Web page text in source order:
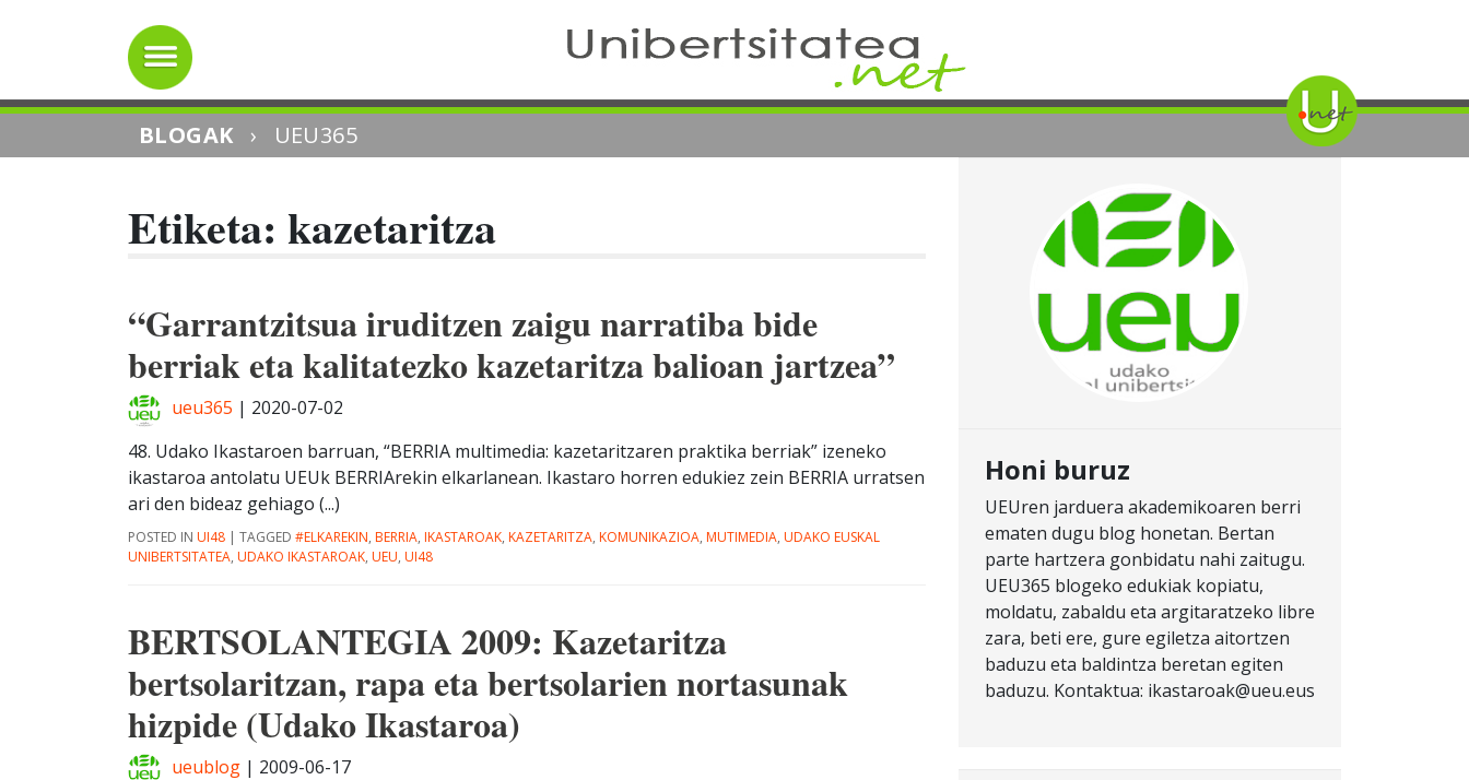
BLOGAK › UEU365
Etiketa: kazetaritza
“Garrantzitsua iruditzen zaigu narratiba bide
berriak eta kalitatezko kazetaritza balioan jartzea”
ueu365 | 2020-07-02
48. Udako Ikastaroen barruan, “BERRIA multimedia: kazetaritzaren praktika berriak” izeneko
ikastaroa antolatu UEUk BERRIArekin elkarlanean. Ikastaro horren edukiez zein BERRIA urratsen
ari den bideaz gehiago (...)
POSTED IN UI48 | TAGGED #ELKAREKIN, BERRIA, IKASTAROAK, KAZETARITZA, KOMUNIKAZIOA, MUTIMEDIA, UDAKO EUSKAL
UNIBERTSITATEA, UDAKO IKASTAROAK, UEU, UI48
BERTSOLANTEGIA 2009: Kazetaritza
bertsolaritzan, rapa eta bertsolarien nortasunak
hizpide (Udako Ikastaroa)
ueublog | 2009-06-17
Honi buruz
UEUren jarduera akademikoaren berri
ematen dugu blog honetan. Bertan
parte hartzera gonbidatu nahi zaitugu.
UEU365 blogeko edukiak kopiatu,
moldatu, zabaldu eta argitaratzeko libre
zara, beti ere, gure egiletza aitortzen
baduzu eta baldintza beretan egiten
baduzu. Kontaktua: ikastaroak@ueu.eus